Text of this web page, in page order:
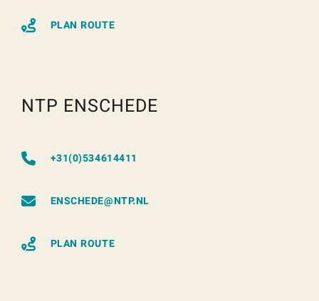
PLAN ROUTE
NTP ENSCHEDE
+31(0)534614411
ENSCHEDE@NTP.NL
PLAN ROUTE